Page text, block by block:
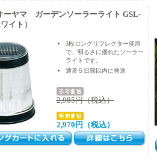
ーヤマ ガーデンソーラーライト GSL-
イト）
3段ロングリフレクター使用
で、明るさに優れたソーラー
ライトです。
通常５日間以内に発送
2,985円（税込）
2,970円（税込）